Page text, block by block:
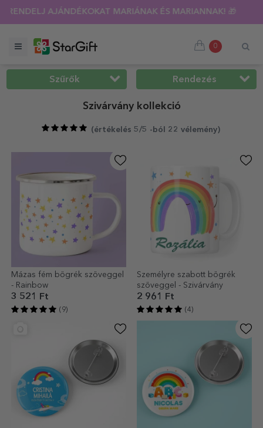
🌴 AKÁR 40%-OS KEDVEZMÉNY TÖBB MINT 100
0
Szűrők Rendezés
Szivárvány kollekció
(értékelés 5/5 -ból 22 vélemény)
Mázas fém bögrék szöveggel
- Rainbow
3 521 Ft
(9)
Személyre szabott bögrék
szöveggel - Szivárvány
2 961 Ft
(4)